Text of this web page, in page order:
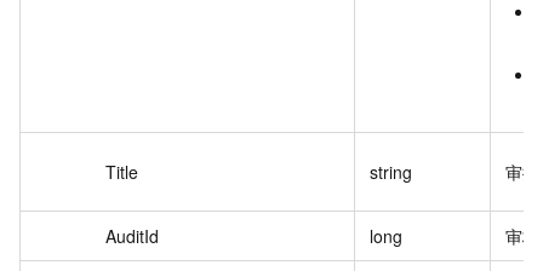
Title string 审
AuditId long 审